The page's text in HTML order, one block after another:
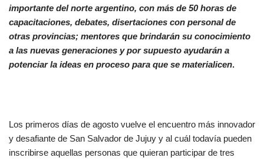
importante del norte argentino, con más de 50 horas de
capacitaciones, debates, disertaciones con personal de
otras provincias; mentores que brindarán su conocimiento
a las nuevas generaciones y por supuesto ayudarán a
potenciar la ideas en proceso para que se materialicen.
Los primeros días de agosto vuelve el encuentro más innovador
y desafiante de San Salvador de Jujuy y al cuál todavía pueden
inscribirse aquellas personas que quieran participar de tres